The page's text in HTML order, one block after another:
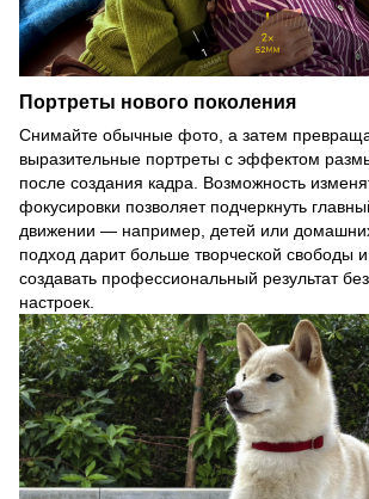
Портреты нового поколения
Снимайте обычные фото, а затем
выразительные портреты с эффектом
после создания кадра. Возможность
фокусировки позволяет подчеркнуть
движении — например, детей или
подход дарит больше творческой свободы
создавать профессиональный результат
настроек.